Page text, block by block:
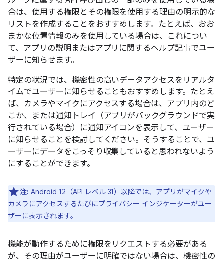
合は、使用する権限とその権限を使用する理由の明示的な
リストを作成することをおすすめします。たとえば、おお
まかな位置情報のみを使用している場合は、これについ
て、アプリの説明またはアプリに関するヘルプ記事でユー
ザーに知らせます。
特定の状況では、機密性の高いデータアクセスをリアルタ
イムでユーザーに知らせることもおすすめします。たとえ
ば、カメラやマイクにアクセスする場合は、アプリ内のど
こか、または通知トレイ（アプリがバックグラウンドで実
行されている場合）に通知アイコンを表示して、ユーザー
に知らせることを検討してください。そうすることで、ユ
ーザーにデータをこっそり収集していると思われないよう
にすることができます。
注: Android 12（API レベル 31）以降では、アプリがマイクや
カメラにアクセスするたびにプライバシー インジケーターがユー
ザーに表示されます。
機能が動作するために権限をリクエストする必要がある
が、その理由がユーザーに明確ではない場合は、機密性の